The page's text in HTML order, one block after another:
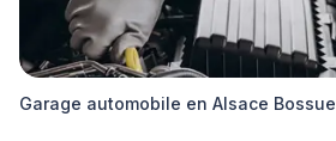
Garage automobile en Alsace Bossue